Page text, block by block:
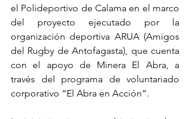
el Polideportivo de Calama en el marco
del proyecto ejecutado por la
organización deportiva ARUA (Amigos
del Rugby de Antofagasta), que cuenta
con el apoyo de Minera El Abra, a
través del programa de voluntariado
corporativo “El Abra en Acción”.